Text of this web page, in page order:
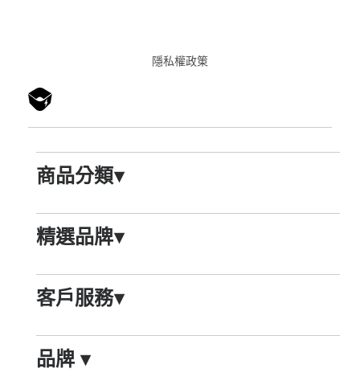
隱私權政䇿
商品分類▾
精選品牌▾
客戶服務▾
品牌▾